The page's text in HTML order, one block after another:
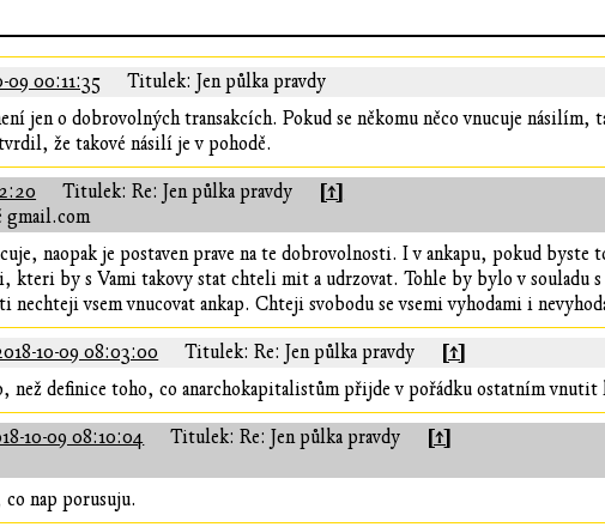
09 00:11:35
Titulek: Jen půlka pravdy
jen o dobrovolných transakcích. Pokud se někomu něco vnucuje násilím,
že takové násilí je v pohodě.
Titulek: Re: Jen půlka pravdy [↑]
gmail.com
naopak je postaven prave na te dobrovolnosti. I v ankapu, pokud
kteri by s Vami takovy stat chteli mit a udrzovat. Tohle by bylo v souladu
vsem vnucovat ankap. Chteji svobodu se vsemi vyhodami i
10-09 08:03:00 Titulek: Re: Jen půlka pravdy [↑]
než definice toho, co anarchokapitalistům přijde v pořádku ostatním
10-09 08:10:04 Titulek: Re: Jen půlka pravdy [↑]
nap porusuju.